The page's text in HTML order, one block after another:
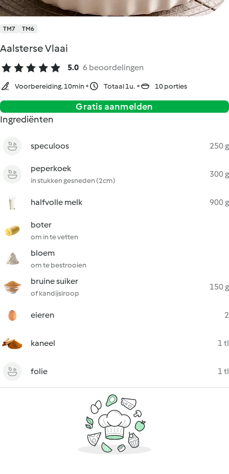
TM7 TM6
Aalsterse Vlaai
5.0 6 beoordelingen
Voorbereiding. 10min Totaal 1u. 10 porties
Gratis aanmelden
Ingrediënten
speculoos 250 g
peperkoek
in stukken gesneden (2cm)
300 g
halfvolle melk 900 g
boter
om in te vetten
bloem
om te bestrooien
bruine suiker
of kandijsiroop
150 g
eieren 2
kaneel 1 tl
folie 1 tl